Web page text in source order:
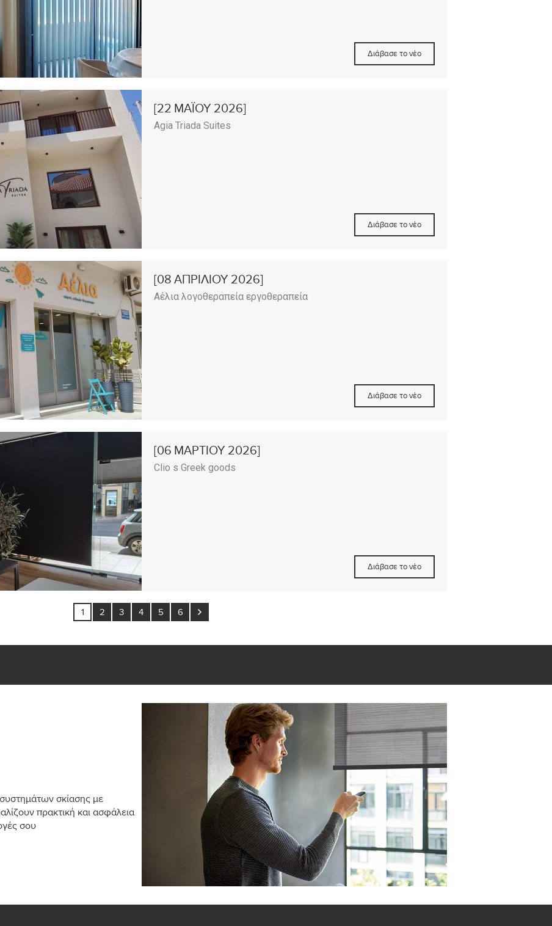
Διάβασε το νέο
[22 ΜΑΪ́ΟΥ 2026]
Agia Triada Suites
Διάβασε το νέο
[08ΑΠΡΙΛΙΟΥ 2026]
Αέλια λογοθεραπεία εργοθεραπεία
Διάβασε το νέο
[06 ΜΑΡΤΙΟΥ 2026]
Clio s Greek goods
Διάβασε το νέο
1 2 3 4 5 6
σκίασης με
πρακτική και ασφάλεια
σου